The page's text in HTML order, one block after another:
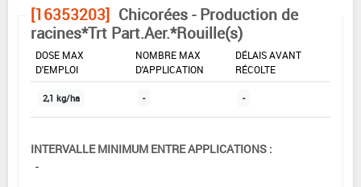
[16353203] Chicorées - Production de
racines*Trt Part.Aer.*Rouille(s)
DOSE MAX
D'EMPLOI
NOMBRE MAX
D'APPLICATION
DÉLAIS AVANT
RÉCOLTE
2,1 kg/ha - -
INTERVALLE MINIMUM ENTRE APPLICATIONS :
-